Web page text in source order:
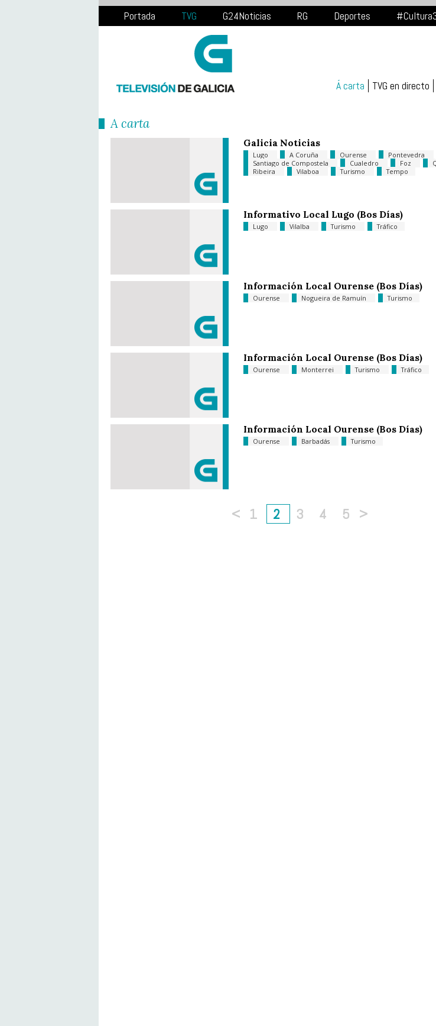
Portada TVG G24Noticias RG Deportes
Á carta TVG en directo
Á carta
Galicia Noticias
Lugo A Coruña Ourense Pontevedra
Santiago de Compostela
Cualedro Foz
Ribeira
Vilaboa Turismo Tempo
Informativo Local Lugo (Bos Días)
Lugo Vilalba Turismo Tráfico
Información Local Ourense (Bos Días)
Ourense Nogueira de Ramuín Turismo
Información Local Ourense (Bos Días)
Ourense Monterrei Turismo Tráfico
Información Local Ourense (Bos Días)
Ourense Barbadás Turismo
< 1 2 3 4 5 >